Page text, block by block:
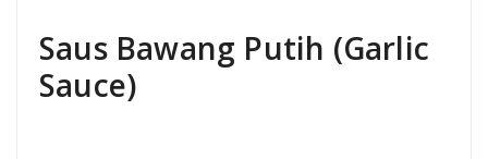
Saus Bawang Putih (Garlic
Sauce)